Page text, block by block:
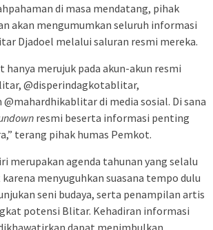
di masa mendatang, pihak
akan mengumumkan seluruh informasi
Djadoel melalui saluran resmi mereka.
hanya merujuk pada akun-akun resmi
@disperindagkotablitar,
di media sosial. Di sana
resmi beserta informasi penting
terang pihak humas Pemkot.
merupakan agenda tahunan yang selalu
menyuguhkan suasana tempo dulu
seni budaya, serta penampilan artis
potensi Blitar. Kehadiran informasi
dapat menimbulkan